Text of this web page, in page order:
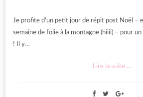
Je profite d’un petit jour de répit post Noël –
semaine de folie à la montagne (hiiii) – pour un
! Il y…
Lire la suite ...